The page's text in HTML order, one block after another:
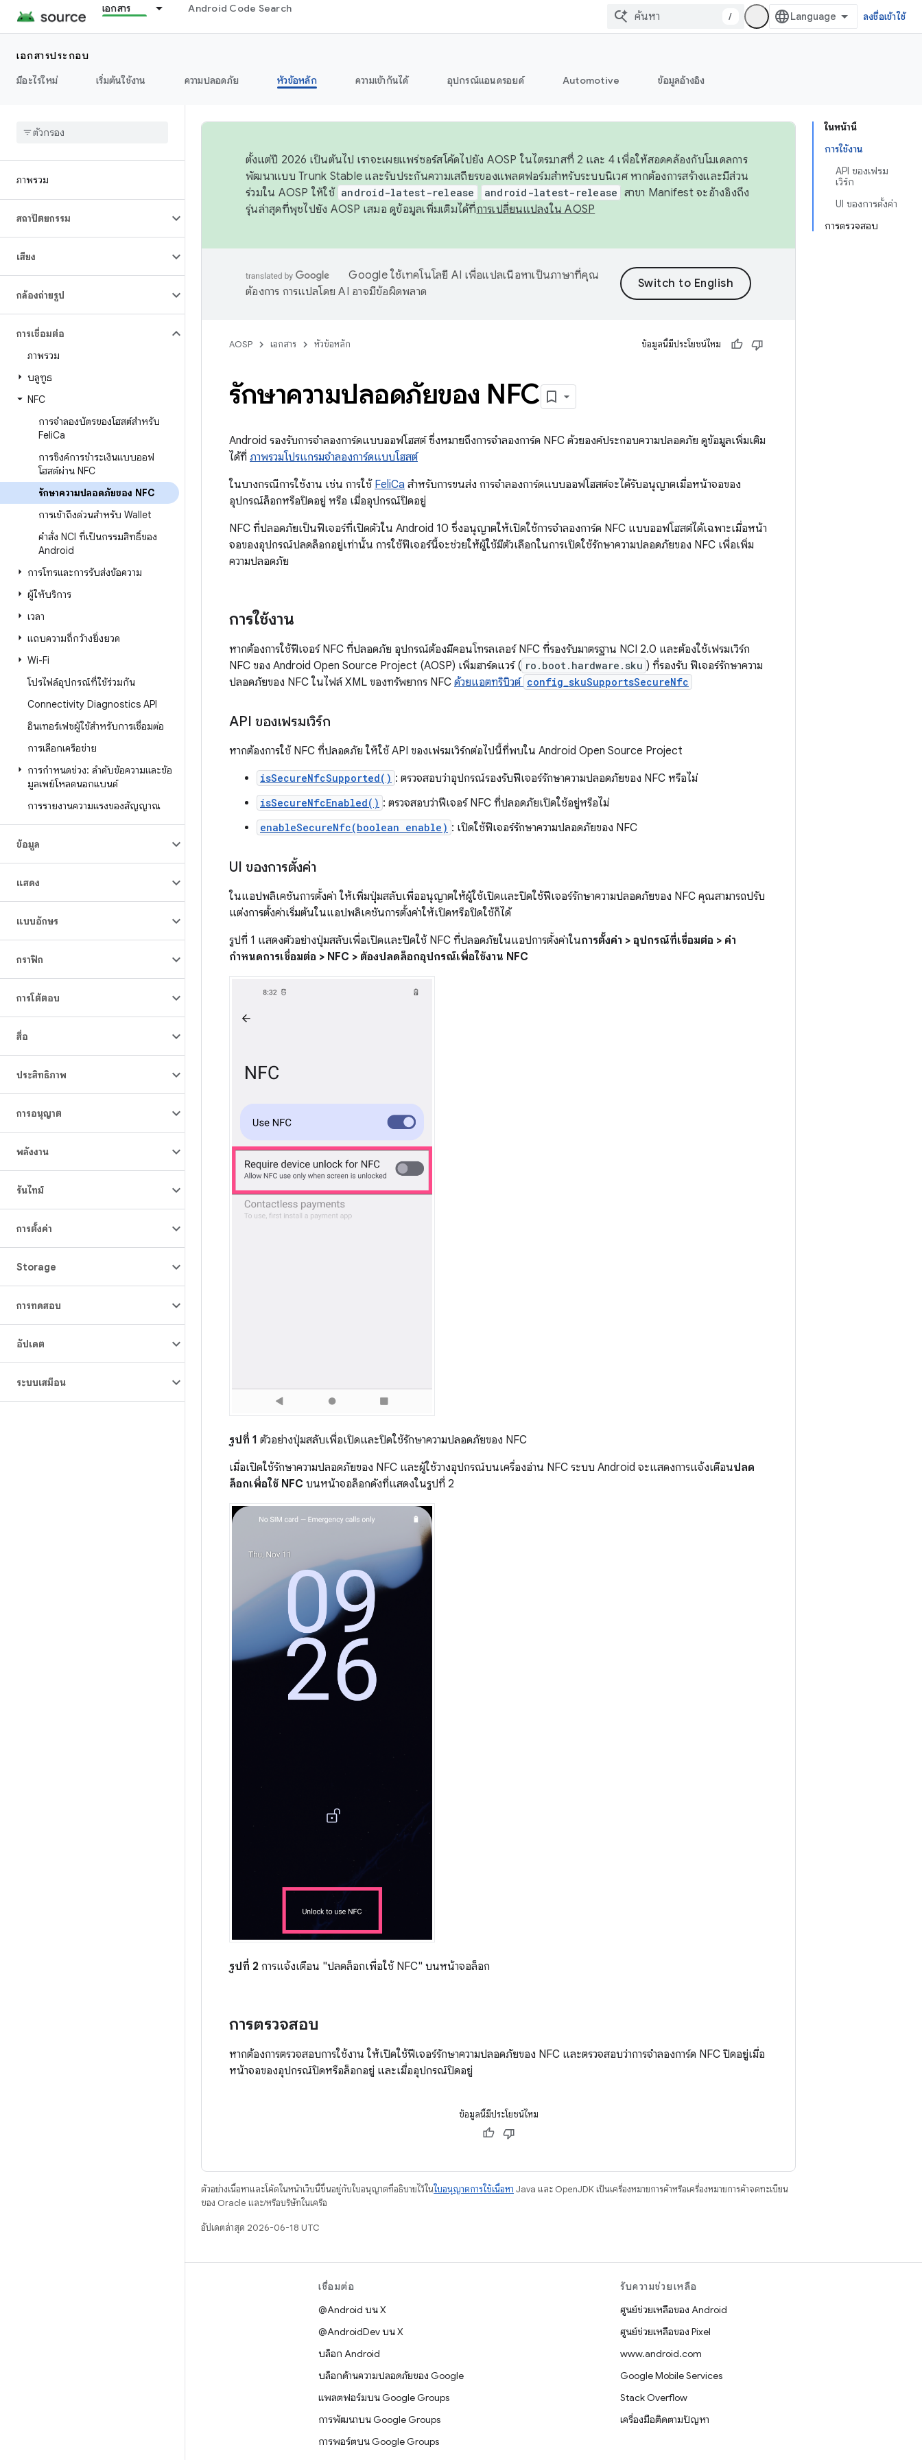
เอกสาร Android Code Search
/ ลงชื่อเข้าใช้
เอกสารประกอบ
มีอะไรใหม่
เริ่มต้นใช้งาน ความปลอดภัย หัวข้อหลัก ความเข้ากันได้ อุปกรณ์แอนดรอยด์ Automotive ข้อมูลอ้างอิง
ภาพรวม
สถาปัตยกรรม
เสียง
กล้องถ่ายรูป
การเชื่อมต่อ
ภาพรวม
บลูทูธ
NFC
การจําลองบัตรของโฮสต์สำหรับ
FeliCa
การซิงค์การชำระเงินแบบออฟ
โฮสต์ผ่าน NFC
รักษาความปลอดภัยของ NFC
การเข้าถึงด่วนสำหรับ Wallet
คำสั่ง NCI ที่เป็นกรรมสิทธิ์ของ
Android
การโทรและการรับส่งข้อความ
ผู้ให้บริการ
เวลา
แถบความถี่กว้างยิ่งยวด
Wi-Fi
โปรไฟล์อุปกรณ์ที่ใช้ร่วมกัน
Connectivity Diagnostics API
อินเทอร์เฟซผู้ใช้สำหรับการเชื่อมต่อ
การเลือกเครือข่าย
การกำหนดช่วง: ลำดับข้อความและข้อ
มูลเพย์โหลดนอกแบนด์
การรายงานความแรงของสัญญาณ
ข้อมูล
แสดง
แบบอักษร
กราฟิก
การโต้ตอบ
สื่อ
ประสิทธิภาพ
การอนุญาต
พลังงาน
รันไทม์
การตั้งค่า
Storage
การทดสอบ
อัปเดต
ระบบเสมือน
ในหน้านี้
การใช้งาน
API ของเฟรม
เวิร์ก
UI ของการตั้งค่า
การตรวจสอบ
ตั้งแต่ปี 2026 เป็นต้นไป เราจะเผยแพร่ซอร์สโค้ดไปยัง AOSP ในไตรมาสที่ 2 และ 4 เพื่อให้สอดคล้องกับโมเดลการ
พัฒนาแบบ Trunk Stable และรับประกันความเสถียรของแพลตฟอร์มสำหรับระบบนิเวศ หากต้องการสร้างและมีส่วน
ร่วมใน AOSP ให้ใช้ android-latest-release android-latest-release สาขา Manifest จะอ้างอิงถึง
รุ่นล่าสุดที่พุชไปยัง AOSP เสมอ ดูข้อมูลเพิ่มเติมได้ที่การเปลี่ยนแปลงใน AOSP
Google ใช้เทคโนโลยี AI เพื่อแปลเนื้อหาเป็นภาษาที่คุณ
ต้องการ การแปลโดย AI อาจมีข้อผิดพลาด
AOSP เอกสาร หัวข้อหลัก ข้อมูลนี้มีประโยชน์ไหม
รักษาความปลอดภัยของ NFC
Android รองรับการจำลองการ์ดแบบออฟโฮสต์ ซึ่งหมายถึงการจำลองการ์ด NFC ด้วยองค์ประกอบความปลอดภัย ดูข้อมูลเพิ่มเติม
ได้ที่ ภาพรวมโปรแกรมจำลองการ์ดแบบโฮสต์
ในบางกรณีการใช้งาน เช่น การใช้ FeliCa สำหรับการขนส่ง การจำลองการ์ดแบบออฟโฮสต์จะได้รับอนุญาตเมื่อหน้าจอของ
อุปกรณ์ล็อกหรือปิดอยู่ หรือ เมื่ออุปกรณ์ปิดอยู่
NFC ที่ปลอดภัยเป็นฟีเจอร์ที่เปิดตัวใน Android 10 ซึ่งอนุญาตให้เปิดใช้การจำลองการ์ด NFC แบบออฟโฮสต์ได้เฉพาะเมื่อหน้า
จอของอุปกรณ์ปลดล็อกอยู่เท่านั้น การใช้ฟีเจอร์นี้จะช่วยให้ผู้ใช้มีตัวเลือกในการเปิดใช้รักษาความปลอดภัยของ NFC เพื่อเพิ่ม
ความปลอดภัย
การใช้งาน
หากต้องการใช้ฟีเจอร์ NFC ที่ปลอดภัย อุปกรณ์ต้องมีคอนโทรลเลอร์ NFC ที่รองรับมาตรฐาน NCI 2.0 และต้องใช้เฟรมเวิร์ก
NFC ของ Android Open Source Project (AOSP) เพิ่มฮาร์ดแวร์ ( ro.boot.hardware.sku ) ที่รองรับ ฟีเจอร์รักษาความ
ปลอดภัยของ NFC ในไฟล์ XML ของทรัพยากร NFC ด้วยแอตทริบิวต์ config_skuSupportsSecureNfc
API ของเฟรมเวิร์ก
หากต้องการใช้ NFC ที่ปลอดภัย ให้ใช้ API ของเฟรมเวิร์กต่อไปนี้ที่พบใน Android Open Source Project
isSecureNfcSupported() : ตรวจสอบว่าอุปกรณ์รองรับฟีเจอร์รักษาความปลอดภัยของ NFC หรือไม่
isSecureNfcEnabled() : ตรวจสอบว่าฟีเจอร์ NFC ที่ปลอดภัยเปิดใช้อยู่หรือไม่
enableSecureNfc(boolean enable) : เปิดใช้ฟีเจอร์รักษาความปลอดภัยของ NFC
UI ของการตั้งค่า
ในแอปพลิเคชันการตั้งค่า ให้เพิ่มปุ่มสลับเพื่ออนุญาตให้ผู้ใช้เปิดและปิดใช้ฟีเจอร์รักษาความปลอดภัยของ NFC คุณสามารถปรับ
แต่งการตั้งค่าเริ่มต้นในแอปพลิเคชันการตั้งค่าให้เปิดหรือปิดใช้ก็ได้
รูปที่ 1 แสดงตัวอย่างปุ่มสลับเพื่อเปิดและปิดใช้ NFC ที่ปลอดภัยในแอปการตั้งค่าในการตั้งค่า > อุปกรณ์ที่เชื่อมต่อ > ค่า
กำหนดการเชื่อมต่อ > NFC > ต้องปลดล็อกอุปกรณ์เพื่อใช้งาน NFC
รูปที่ 1 ตัวอย่างปุ่มสลับเพื่อเปิดและปิดใช้รักษาความปลอดภัยของ NFC
เมื่อเปิดใช้รักษาความปลอดภัยของ NFC และผู้ใช้วางอุปกรณ์บนเครื่องอ่าน NFC ระบบ Android จะแสดงการแจ้งเตือนปลด
ล็อกเพื่อใช้ NFC บนหน้าจอล็อกดังที่แสดงในรูปที่ 2
รูปที่ 2 การแจ้งเตือน "ปลดล็อกเพื่อใช้ NFC" บนหน้าจอล็อก
การตรวจสอบ
หากต้องการตรวจสอบการใช้งาน ให้เปิดใช้ฟีเจอร์รักษาความปลอดภัยของ NFC และตรวจสอบว่าการจำลองการ์ด NFC ปิดอยู่เมื่อ
หน้าจอของอุปกรณ์ปิดหรือล็อกอยู่ และเมื่ออุปกรณ์ปิดอยู่
ข้อมูลนี้มีประโยชน์ไหม
ตัวอย่างเนื้อหาและโค้ดในหน้าเว็บนี้ขึ้นอยู่กับใบอนุญาตที่อธิบายไว้ในใบอนุญาตการใช้เนื้อหา Java และ OpenJDK เป็นเครื่องหมายการค้าหรือเครื่องหมายการค้าจดทะเบียน
ของ Oracle และ/หรือบริษัทในเครือ
อัปเดตล่าสุด 2026-06-18 UTC
เชื่อมต่อ
@Android บน X
@AndroidDev บน X
บล็อก Android
บล็อกด้านความปลอดภัยของ Google
แพลตฟอร์มบน Google Groups
การพัฒนาบน Google Groups
การพอร์ตบน Google Groups
รับความช่วยเหลือ
ศูนย์ช่วยเหลือของ Android
ศูนย์ช่วยเหลือของ Pixel
www.android.com
Google Mobile Services
Stack Overflow
เครื่องมือติดตามปัญหา